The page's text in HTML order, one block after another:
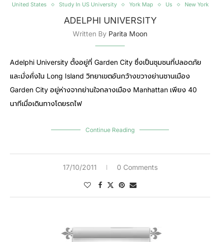
United States Study In US University York Map Us New York
ADELPHI UNIVERSITY
Written By Parita Moon
Adelphi University ตั้งอยู่ที่ Garden City ซึ่งเป็นชุมชนที่ปลอดภัย
และมั่งคั่งใน Long Island วิทยาเขตอันกว้างขวางย่านชานเมือง
Garden City อยู่ห่างจากย่านใจกลางเมือง Manhattan เพียง 40
นาทีเมื่อเดินทางโดยรถไฟ
Continue Reading
17/10/2011 0 Comments